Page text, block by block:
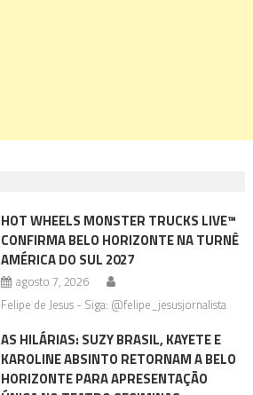
HOT WHEELS MONSTER TRUCKS LIVE™
CONFIRMA BELO HORIZONTE NA TURNÊ
AMÉRICA DO SUL 2027
agosto 7, 2026
Felipe de Jesus - Siga: @felipe_jesusjornalista
AS HILÁRIAS: SUZY BRASIL, KAYETE E
KAROLINE ABSINTO RETORNAM A BELO
HORIZONTE PARA APRESENTAÇÃO